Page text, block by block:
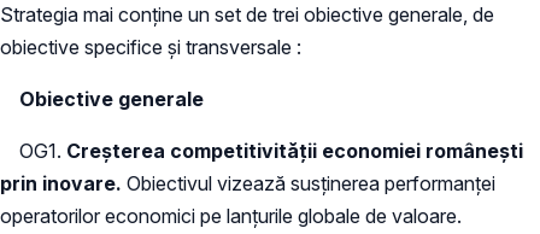
Strategia mai conține un set de trei obiective generale, de
obiective specifice și transversale :
Obiective generale
OG1. Creşterea competitivităţii economiei româneşti
prin inovare. Obiectivul vizează susţinerea performanţei
operatorilor economici pe lanţurile globale de valoare.